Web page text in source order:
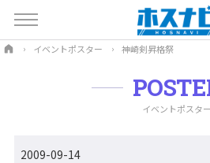
イベントポスター 神崎剣昇格祭
イベントポスター
2009-09-14